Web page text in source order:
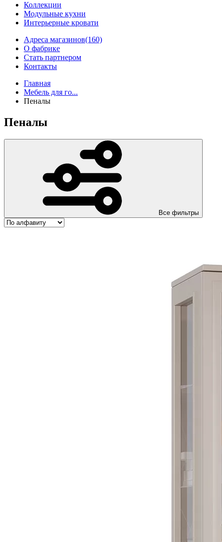
Коллекции
Модульные кухни
Интерьерные кровати
Адреса магазинов(160)
О фабрике
Стать партнером
Контакты
Главная
Мебель для го...
Пеналы
Пеналы
Все фильтры